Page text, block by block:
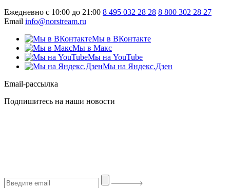
Ежедневно с 10:00 до 21:00 8 495 032 28 28 8 800 302 28 27
Email info@norstream.ru
Мы в ВКонтакте
Мы в Макс
Мы на YouTube
Мы на Яндекс.Дзен
Email-рассылка
Подпишитесь на наши новости